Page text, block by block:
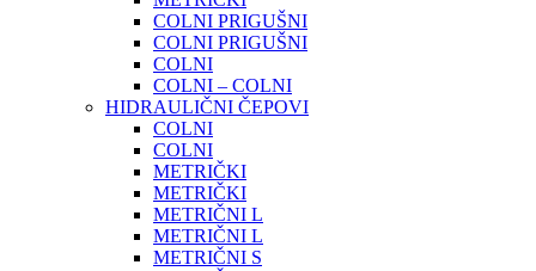
COLNI PRIGUŠNI
COLNI PRIGUŠNI
COLNI
COLNI – COLNI
HIDRAULIČNI ČEPOVI
COLNI
COLNI
METRIČKI
METRIČKI
METRIČNI L
METRIČNI L
METRIČNI S